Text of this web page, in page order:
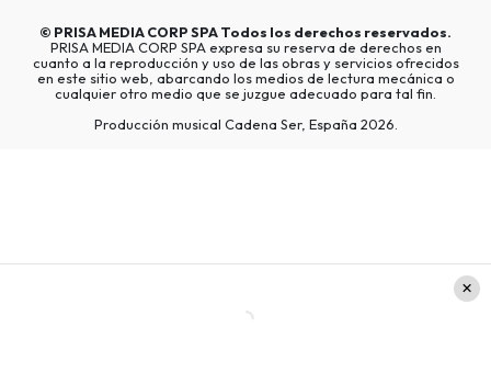
© PRISA MEDIA CORP SPATodos los derechos reservados.
PRISA MEDIA CORP SPA expresa su reserva de derechos en
cuanto a la reproducción y uso de las obras y servicios ofrecidos
en este sitio web, abarcando los medios de lectura mecánica o
cualquier otro medio que se juzgue adecuado para tal fin.
Producción musical Cadena Ser, España 2026.